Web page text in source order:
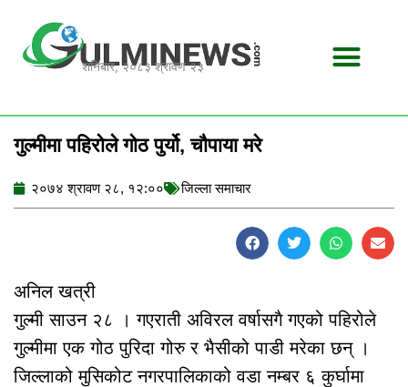
content
शनिबार, २०८३ श्रावण २३
गुल्मीमा पहिरोले गोठ पुर्यो, चौपाया मरे
२०७४ श्रावण २८, १२:०० जिल्ला समाचार
अनिल खत्री
गुल्मी साउन २८ । गएराती अविरल वर्षासगै गएको पहिरोले
गुल्मीमा एक गोठ पुरिदा गोरु र भैसीको पाडी मरेका छन् ।
जिल्लाको मुसिकोट नगरपालिकाको वडा नम्बर ६ कुर्घामा